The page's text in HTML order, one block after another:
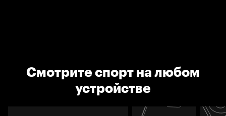
Смотрите спорт на любом
устройстве